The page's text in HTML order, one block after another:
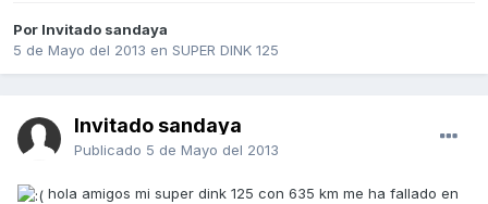
Por Invitado sandaya
5 de Mayo del 2013 en SUPER DINK 125
Invitado sandaya
Publicado 5 de Mayo del 2013
hola amigos mi super dink 125 con 635 km me ha fallado en